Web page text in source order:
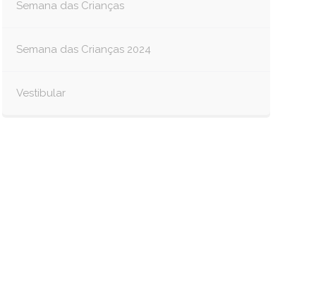
Semana das Crianças
Semana das Crianças 2024
Vestibular